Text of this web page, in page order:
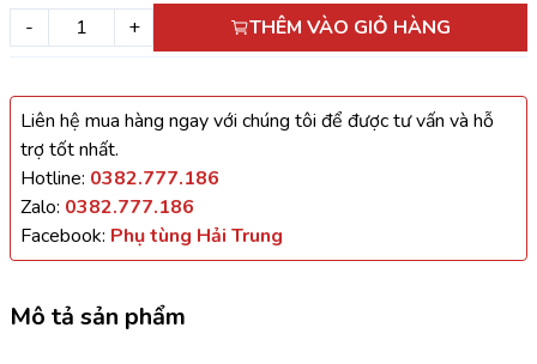
- + THÊM VÀO GIỎ HÀNG
Liên hệ mua hàng ngay với chúng tôi để được tư vấn và hỗ
trợ tốt nhất.
Hotline: 0382.777.186
Zalo: 0382.777.186
Facebook: Phụ tùng Hải Trung
Mô tả sản phẩm